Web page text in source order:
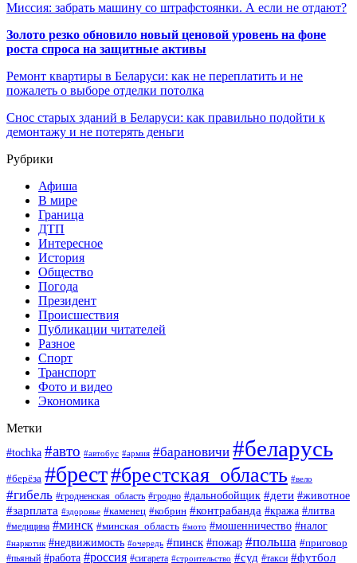
Миссия: забрать машину со штрафстоянки. А если не отдают?
Золото резко обновило новый ценовой уровень на фоне
роста спроса на защитные активы
Ремонт квартиры в Беларуси: как не переплатить и не
пожалеть о выборе отделки потолка
Снос старых зданий в Беларуси: как правильно подойти к
демонтажу и не потерять деньги
Рубрики
Афиша
В мире
Граница
ДТП
Интересное
История
Общество
Погода
Президент
Происшествия
Публикации читателей
Разное
Спорт
Транспорт
Фото и видео
Экономика
Метки
#tochka #авто #автобус #армия #барановичи #беларусь
#берёза #брест#брестская_область #вело
#гибель #гродненская_область #гродно #дальнобойщик #дети #животное
#зарплата #здоровье #каменец #кобрин #контрабанда #кража #литва
#медицина #минск #минская_область #мото #мошенничество #налог
#наркотик #недвижимость #очередь #пинск #пожар #польша #приговор
#пьяный #работа #россия #сигарета #строительство #суд #такси #футбол